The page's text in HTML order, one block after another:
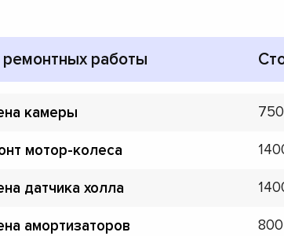
работы
камеры 750
мотор-колеса
датчика холла
амортизаторов 800